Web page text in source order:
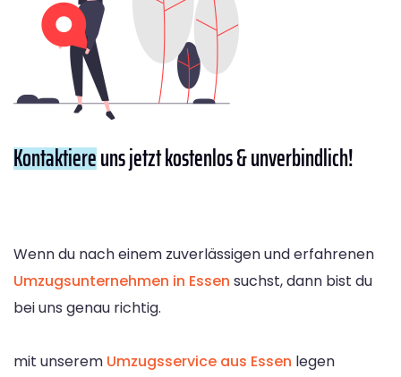
Kontaktiereuns jetzt kostenlos & unverbindlich!
Wenn du nach einem zuverlässigen und erfahrenen
Umzugsunternehmen in Essen suchst, dann bist du
bei uns genau richtig.
mit unserem Umzugsservice aus Essen legen